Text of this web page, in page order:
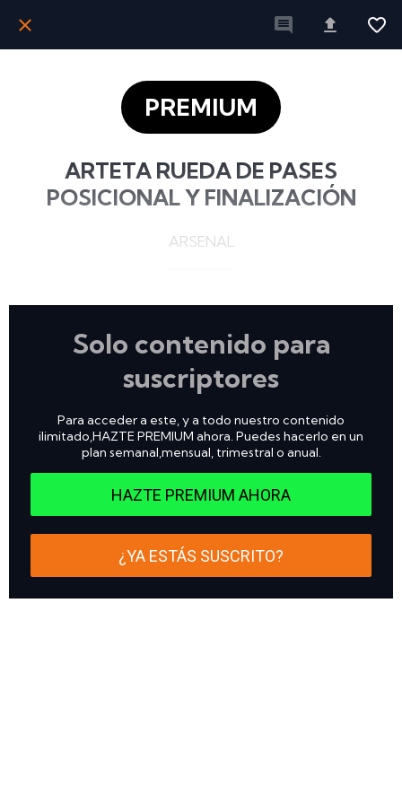
PREMIUM
ARTETA RUEDA DE PASES
POSICIONAL Y FINALIZACIÓN
ARSENAL
Solo contenido para
suscriptores
Para acceder a este, y a todo nuestro contenido
ilimitado,HAZTE PREMIUM ahora. Puedes hacerlo en un
plan semanal,mensual, trimestral o anual.
HAZTE PREMIUM AHORA
¿YA ESTÁS SUSCRITO?